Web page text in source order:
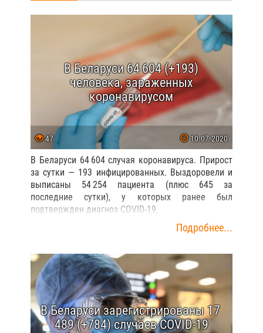
В Беларуси 64 604 (+193)
человека, зараженных
коронавирусом
47 10.07.2020
В Беларуси 64 604 случая коронавируса. Прирост
за сутки — 193 инфицированных. Выздоровели и
выписаны 54 254 пациента (плюс 645 за
последние сутки), у которых ранее был
подтвержден диагноз COVID-19.
Подробнее...
В Беларуси зарегистрированы 17
489 (+784) случаев COVID-19